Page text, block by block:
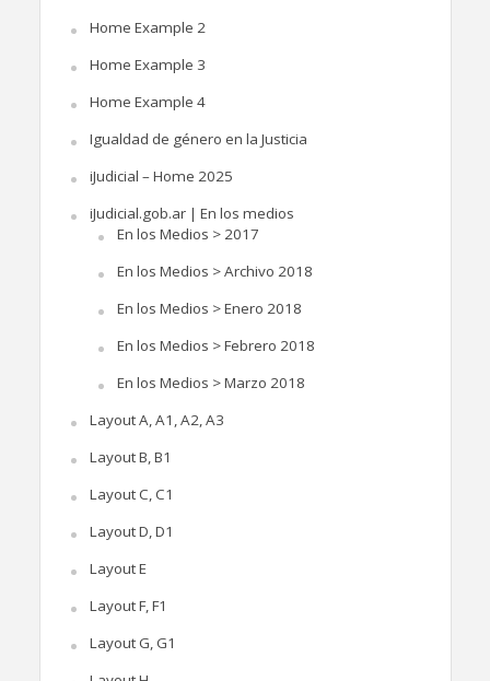
Home Example 2
Home Example 3
Home Example 4
Igualdad de género en la Justicia
iJudicial – Home 2025
iJudicial.gob.ar | En los medios
En los Medios > 2017
En los Medios > Archivo 2018
En los Medios > Enero 2018
En los Medios > Febrero 2018
En los Medios > Marzo 2018
Layout A, A1, A2, A3
Layout B, B1
Layout C, C1
Layout D, D1
Layout E
Layout F, F1
Layout G, G1